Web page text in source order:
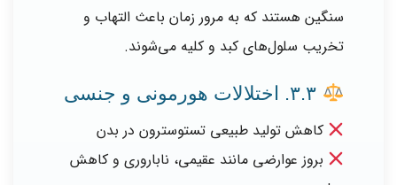
سنگین هستند که به مرور زمان باعث التهاب و
تخریب سلول‌های کبد و کلیه می‌شوند.
۳.۳. اختلالات هورمونی و جنسی
کاهش تولید طبیعی تستوسترون در بدن
بروز عوارضی مانند عقیمی، ناباروری و کاهش